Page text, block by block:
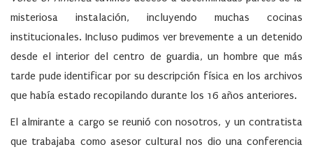
misteriosa instalación, incluyendo muchas cocinas
institucionales. Incluso pudimos ver brevemente a un detenido
desde el interior del centro de guardia, un hombre que más
tarde pude identificar por su descripción física en los archivos
que había estado recopilando durante los 16 años anteriores.
El almirante a cargo se reunió con nosotros, y un contratista
que trabajaba como asesor cultural nos dio una conferencia